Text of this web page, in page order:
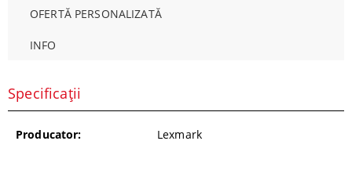
OFERTĂ PERSONALIZATĂ
INFO
Specificații
Producator: Lexmark